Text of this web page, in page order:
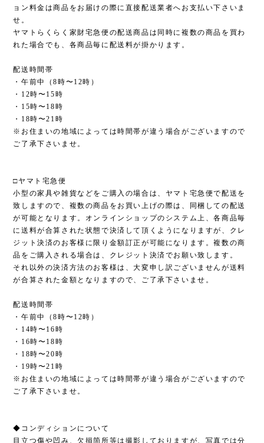
ョン料金は商品をお届けの際に直接配送業者へお支払い下さいま
せ。
ヤマトらくらく家財宅急便の配送商品は同時に複数の商品を買わ
れた場合でも、各商品毎に配送料が掛かります。
配送時間帯
・午前中（8時〜12時）
・12時〜15時
・15時〜18時
・18時〜21時
※お住まいの地域によっては時間帯が違う場合がございますので
ご了承下さいませ。
□ヤマト宅急便
小型の家具や雑貨などをご購入の場合は、ヤマト宅急便で配送を
致しますので、複数の商品をお買い上げの際は、同梱しての配送
が可能となります。オンラインショップのシステム上、各商品毎
に送料が合算された状態で決済して頂くようになりますが、クレ
ジット決済のお客様に限り金額訂正が可能になります。複数の商
品をご購入される場合は、クレジット決済でお願い致します。
それ以外の決済方法のお客様は、大変申し訳ございませんが送料
が合算された金額となりますので、ご了承下さいませ。
配送時間帯
・午前中（8時〜12時）
・14時〜16時
・16時〜18時
・18時〜20時
・19時〜21時
※お住まいの地域によっては時間帯が違う場合がございますので
ご了承下さいませ。
◆コンディションについて
目立つ傷や凹み、欠損箇所等は撮影しておりますが、写真では分